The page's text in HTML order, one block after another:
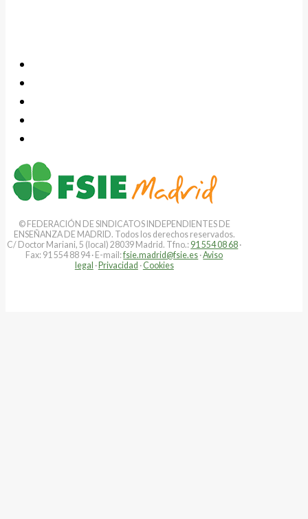
© FEDERACIÓN DE SINDICATOS INDEPENDIENTES DE
ENSEÑANZA DE MADRID. Todos los derechos reservados.
C/ Doctor Mariani, 5 (local) 28039 Madrid. Tfno.: 91 554 08 68 ·
Fax: 91 554 88 94 · E-mail:fsie.madrid@fsie.es ·Aviso
legal ·Privacidad · Cookies